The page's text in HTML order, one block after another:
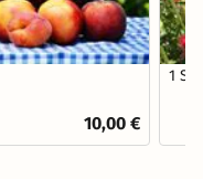
10,00 €
1